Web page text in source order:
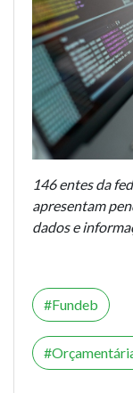
146 entes da
apresentam
dados e
Fundeb